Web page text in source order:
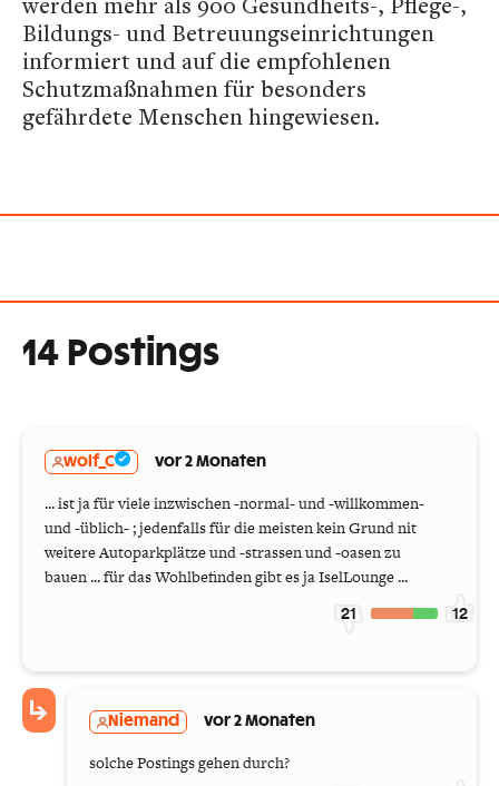
Bildungs- und Betreuungseinrichtungen
informiert und auf die empfohlenen
Schutzmaßnahmen für besonders
gefährdete Menschen hingewiesen.
14 Postings
wolf_C vor 2 Monaten
... ist ja für viele inzwischen -normal- und -willkommen-
und -üblich- ; jedenfalls für die meisten kein Grund nit
weitere Autoparkplätze und -strassen und -oasen zu
bauen ... für das Wohlbefinden gibt es ja IselLounge ...
21 12
Niemand vor 2 Monaten
solche Postings gehen durch?